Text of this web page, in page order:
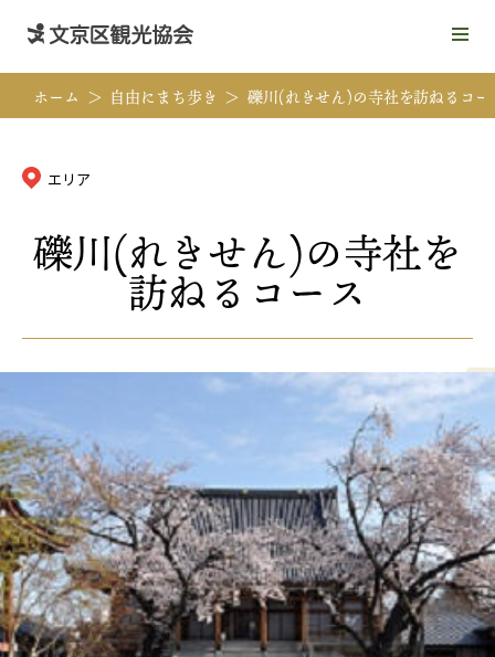
メ
ュ
ー
を
ホーム 自由にまち歩き 礫川(れきせん)の寺社を訪ねるコー
エリア
礫川(れきせん)の寺社を
訪ねるコース